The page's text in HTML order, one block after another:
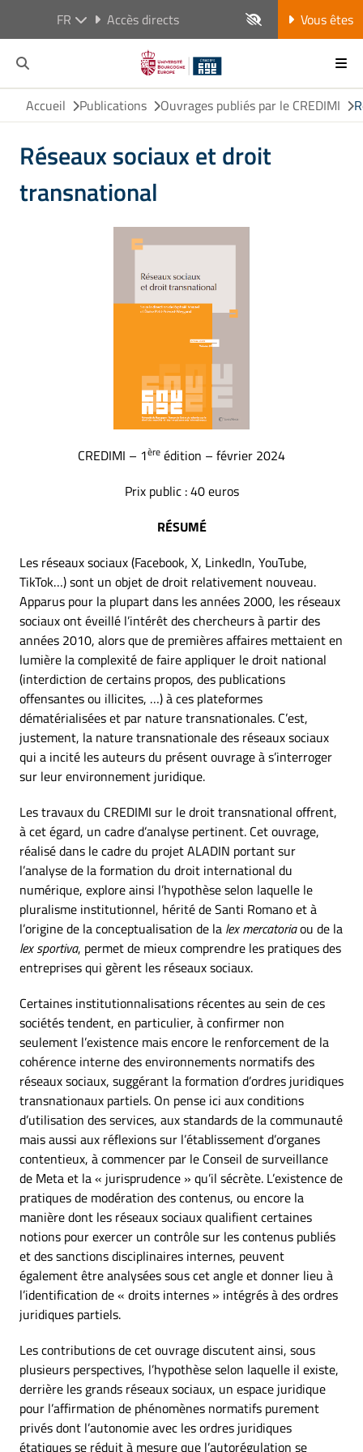
FR Accès directs Vous êtes
Accueil Publications Ouvrages publiés par le CREDIMI
Réseaux sociaux et droit
transnational
CREDIMI – 1ère édition – février 2024
Prix public : 40 euros
RÉSUMÉ
Les réseaux sociaux (Facebook, X, LinkedIn, YouTube,
TikTok…) sont un objet de droit relativement nouveau.
Apparus pour la plupart dans les années 2000, les réseaux
sociaux ont éveillé l’intérêt des chercheurs à partir des
années 2010, alors que de premières affaires mettaient en
lumière la complexité de faire appliquer le droit national
(interdiction de certains propos, des publications
offensantes ou illicites, …) à ces plateformes
dématérialisées et par nature transnationales. C’est,
justement, la nature transnationale des réseaux sociaux
qui a incité les auteurs du présent ouvrage à s’interroger
sur leur environnement juridique.
Les travaux du CREDIMI sur le droit transnational offrent,
à cet égard, un cadre d’analyse pertinent. Cet ouvrage,
réalisé dans le cadre du projet ALADIN portant sur
l’analyse de la formation du droit international du
numérique, explore ainsi l’hypothèse selon laquelle le
pluralisme institutionnel, hérité de Santi Romano et à
l’origine de la conceptualisation de la lex mercatoriaou de la
lex sportiva, permet de mieux comprendre les pratiques des
entreprises qui gèrent les réseaux sociaux.
Certaines institutionnalisations récentes au sein de ces
sociétés tendent, en particulier, à confirmer non
seulement l’existence mais encore le renforcement de la
cohérence interne des environnements normatifs des
réseaux sociaux, suggérant la formation d’ordres juridiques
transnationaux partiels. On pense ici aux conditions
d’utilisation des services, aux standards de la communauté
mais aussi aux réflexions sur l’établissement d’organes
contentieux, à commencer par le Conseil de surveillance
de Meta et la « jurisprudence » qu’il sécrète. L’existence de
pratiques de modération des contenus, ou encore la
manière dont les réseaux sociaux qualifient certaines
notions pour exercer un contrôle sur les contenus publiés
et des sanctions disciplinaires internes, peuvent
également être analysées sous cet angle et donner lieu à
l’identification de « droits internes » intégrés à des ordres
juridiques partiels.
Les contributions de cet ouvrage discutent ainsi, sous
plusieurs perspectives, l’hypothèse selon laquelle il existe,
derrière les grands réseaux sociaux, un espace juridique
pour l’affirmation de phénomènes normatifs purement
privés dont l’autonomie avec les ordres juridiques
étatiques se réduit à mesure que l’autorégulation se